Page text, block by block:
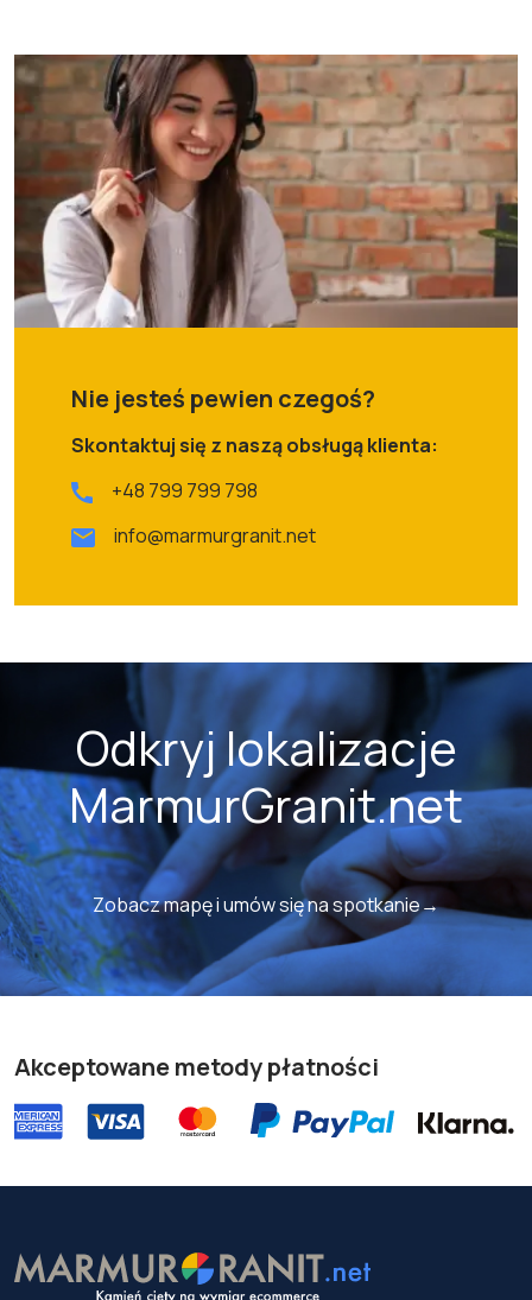
Nie jesteś pewien czegoś?
Skontaktuj się z naszą obsługą klienta:
+48 799 799 798
info@marmurgranit.net
Odkryj lokalizacje
MarmurGranit.net
Zobacz mapę i umów się na spotkanie→
Akceptowane metody płatności